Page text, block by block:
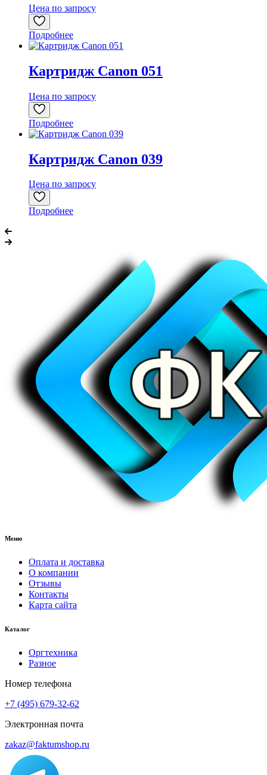
Цена по запросу
Подробнее
Картридж Canon 051
Цена по запросу
Подробнее
Картридж Canon 039
Цена по запросу
Подробнее
Меню
Оплата и доставка
О компании
Отзывы
Контакты
Карта сайта
Каталог
Оргтехника
Разное
Номер телефона
+7 (495) 679-32-62
Электронная почта
zakaz@faktumshop.ru